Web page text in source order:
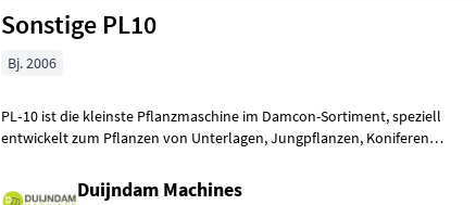
Sonstige PL10
Bj. 2006
PL‑10 ist die kleinste Pflanzmaschine im Damcon-Sortiment, speziell
entwickelt zum Pflanzen von Unterlagen, Jungpflanzen, Koniferen
Duijndam Machines